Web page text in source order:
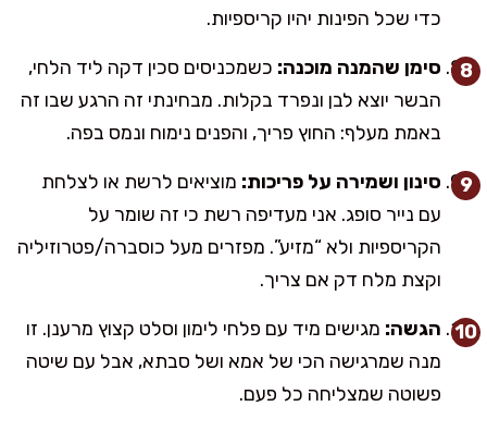
כדי שכל הפינות יהיו קריספיות.
סימן שהמנה מוכנה: כשמכניסים סכין דקה ליד הלחי,
הבשר יוצא לבן ונפרד בקלות. מבחינתי זה הרגע שבו זה
באמת מעלף: החוץ פריך, והפנים נימוח ונמס בפה.
סינון ושמירה על פריכות: מוציאים לרשת או לצלחת
עם נייר סופג. אני מעדיפה רשת כי זה שומר על
הקריספיות ולא “מזיע”. מפזרים מעל כוסברה/פטרוזיליה
וקצת מלח דק אם צריך.
הגשה: מגישים מיד עם פלחי לימון וסלט קצוץ מרענן. זו
מנה שמרגישה הכי של אמא ושל סבתא, אבל עם שיטה
פשוטה שמצליחה כל פעם.